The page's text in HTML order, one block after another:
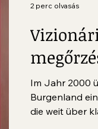
Im Jahr 2000
Burgenland
die weit über
2 perc olvasás